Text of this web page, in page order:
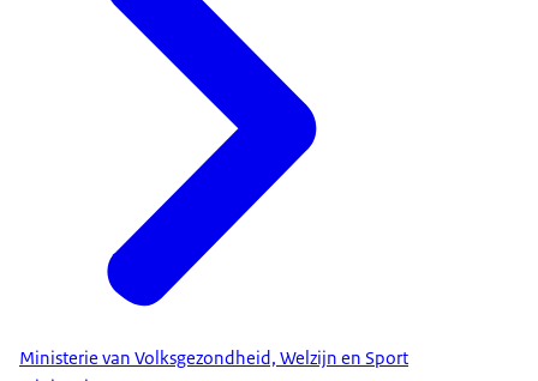
Ministerie van Volksgezondheid, Welzijn en Sport